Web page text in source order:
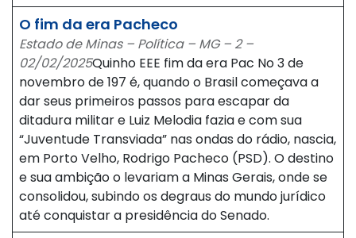
O fim da era Pacheco
Estado de Minas – Política – MG – 2 –
02/02/2025Quinho EEE fim da era Pac No 3 de
novembro de 197 é, quando o Brasil começava a
dar seus primeiros passos para escapar da
ditadura militar e Luiz Melodia fazia e com sua
“Juventude Transviada” nas ondas do rádio, nascia,
em Porto Velho, Rodrigo Pacheco (PSD). O destino
e sua ambição o levariam a Minas Gerais, onde se
consolidou, subindo os degraus do mundo jurídico
até conquistar a presidência do Senado.